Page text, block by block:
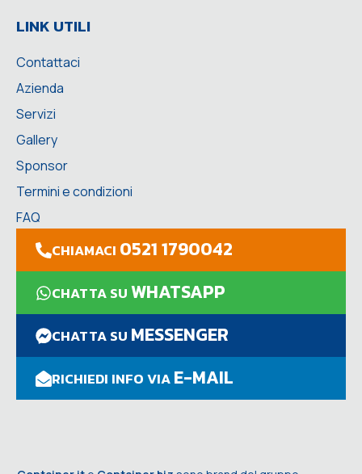
LINK UTILI
Contattaci
Azienda
Servizi
Gallery
Sponsor
Termini e condizioni
FAQ
CHIAMACI 0521 1790042
CHATTA SUWHATSAPP
CHATTA SU MESSENGER
RICHIEDI INFO VIAE-MAIL